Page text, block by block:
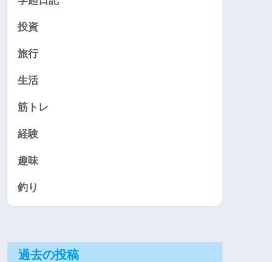
投資
旅行
生活
筋トレ
経験
趣味
釣り
過去の投稿